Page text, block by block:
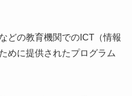
どの教育機関でのICT（情報
めに提供されたプログラム